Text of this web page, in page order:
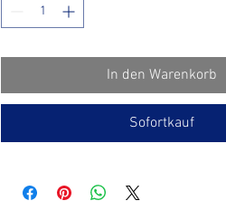
In den Warenkorb
Sofortkauf